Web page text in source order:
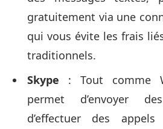
gratuitement via une
qui vous évite les frais
traditionnels.
Skype : Tout comme
permet d’envoyer
d’effectuer des